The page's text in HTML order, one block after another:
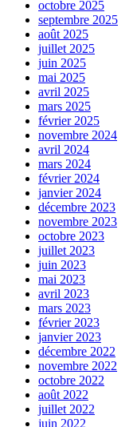
octobre 2025
septembre 2025
août 2025
juillet 2025
juin 2025
mai 2025
avril 2025
mars 2025
février 2025
novembre 2024
avril 2024
mars 2024
février 2024
janvier 2024
décembre 2023
novembre 2023
octobre 2023
juillet 2023
juin 2023
mai 2023
avril 2023
mars 2023
février 2023
janvier 2023
décembre 2022
novembre 2022
octobre 2022
août 2022
juillet 2022
juin 2022